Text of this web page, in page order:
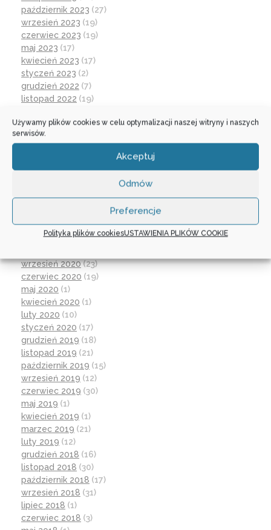
Używamy plików cookies w celu optymalizacji naszej witryny i naszych
serwisów.
Akceptuj
Odmów
Preferencje
Polityka plików cookiesUSTAWIENIA PLIKÓW COOKIE
październik 2023 (27)
wrzesień 2023 (19)
czerwiec 2023 (19)
maj 2023 (17)
kwiecień 2023 (17)
styczeń 2023 (2)
grudzień 2022 (7)
listopad 2022 (19)
wrzesień 2022(19)
lipiec 2022
październik 2021(2)
sierpień 2021(4)
lipiec 2021(2)
wrzesień 2020(23)
czerwiec 2020 (19)
maj 2020 (1)
kwiecień 2020 (1)
luty 2020 (10)
styczeń 2020 (17)
grudzień 2019 (18)
listopad 2019 (21)
październik 2019 (15)
wrzesień 2019 (12)
czerwiec 2019 (30)
maj 2019 (1)
kwiecień 2019 (1)
marzec 2019 (21)
luty 2019 (12)
grudzień 2018 (16)
listopad 2018 (30)
październik 2018 (17)
wrzesień 2018 (31)
lipiec 2018 (1)
czerwiec 2018 (3)